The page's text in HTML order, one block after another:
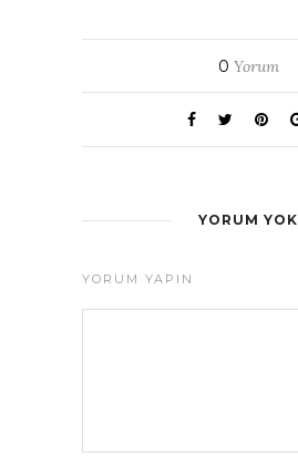
0 Yorum
YORUM YOK
YORUM YAPIN